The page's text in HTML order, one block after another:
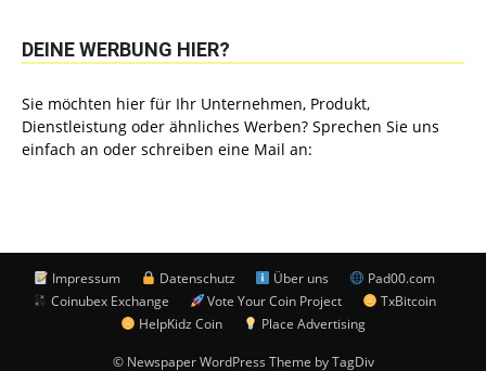
DEINE WERBUNG HIER?
Sie möchten hier für Ihr Unternehmen, Produkt,
Dienstleistung oder ähnliches Werben? Sprechen Sie uns
einfach an oder schreiben eine Mail an:
Impressum Datenschutz Über uns
Pad00.com
Coinubex Exchange
Vote Your Coin Project
TxBitcoin
HelpKidz Coin
Place Advertising
© Newspaper WordPress Theme by TagDiv